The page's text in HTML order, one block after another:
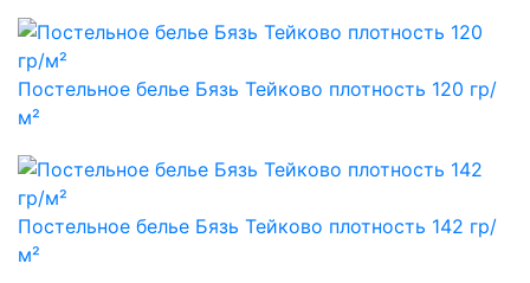
Постельное белье Бязь Тейково плотность 120 гр/
м²
Постельное белье Бязь Тейково плотность 142 гр/
м²